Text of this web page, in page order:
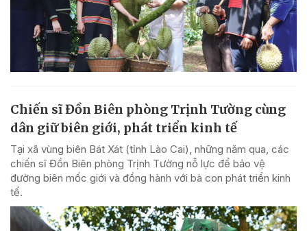
Chiến sĩ Đồn Biên phòng Trịnh Tường cùng
dân giữ biên giới, phát triển kinh tế
Tại xã vùng biên Bát Xát (tỉnh Lào Cai), những năm qua, các
chiến sĩ Đồn Biên phòng Trịnh Tường nỗ lực để bảo vệ
đường biên mốc giới và đồng hành với bà con phát triển kinh
tế.